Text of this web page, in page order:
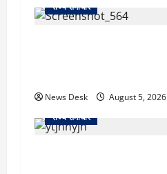
राज्य समाचार
News Desk August 5, 2026
राज्य समाचार